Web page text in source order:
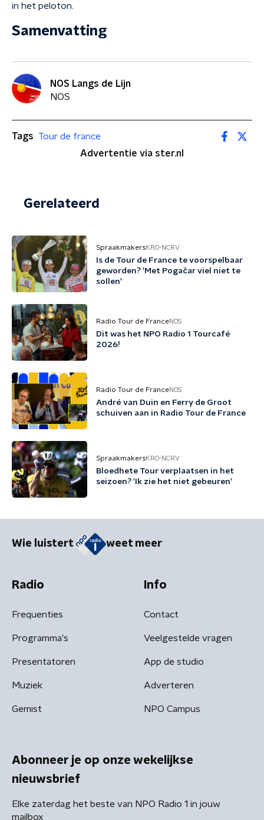
in het peloton.
Samenvatting
NOS Langs de Lijn
NOS
Tags
Tour de france
Advertentie via ster.nl
Gerelateerd
SpraakmakersKRO-NCRV
Is de Tour de France te voorspelbaar
geworden? 'Met Pogačar viel niet te
sollen'
Radio Tour de FranceNOS
Dit was het NPO Radio 1 Tourcafé
2026!
Radio Tour de FranceNOS
André van Duin en Ferry de Groot
schuiven aan in Radio Tour de France
SpraakmakersKRO-NCRV
Bloedhete Tour verplaatsen in het
seizoen? 'Ik zie het niet gebeuren'
Wie luistert weet meer
Radio
Frequenties
Programma's
Presentatoren
Muziek
Gemist
Info
Contact
Veelgestelde vragen
App de studio
Adverteren
NPO Campus
Abonneer je op onze wekelijkse
nieuwsbrief
Elke zaterdag het beste van NPO Radio 1 in jouw
mailbox